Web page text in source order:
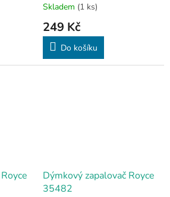
Skladem (1 ks)
249 Kč
Do košíku
Dýmkový zapalovač Royce
35482